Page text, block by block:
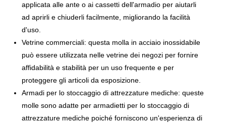
applicata alle ante o ai cassetti dell'armadio per aiutarli
ad aprirli e chiuderli facilmente, migliorando la facilità
d'uso.
Vetrine commerciali: questa molla in acciaio inossidabile
può essere utilizzata nelle vetrine dei negozi per fornire
affidabilità e stabilità per un uso frequente e per
proteggere gli articoli da esposizione.
Armadi per lo stoccaggio di attrezzature mediche: queste
molle sono adatte per armadietti per lo stoccaggio di
attrezzature mediche poiché forniscono un'esperienza di